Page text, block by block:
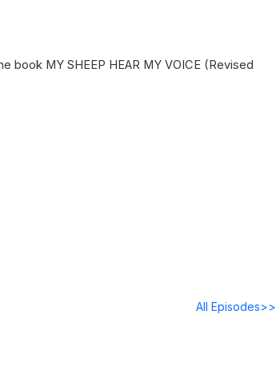
book MY SHEEP HEAR MY VOICE (Revised
All Episodes>>